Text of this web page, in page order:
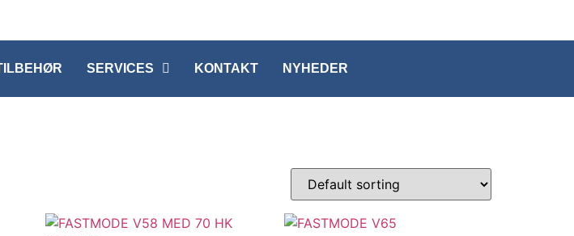
SERVICES KONTAKT NYHEDER